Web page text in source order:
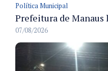
Política Municipal
07/08/2026